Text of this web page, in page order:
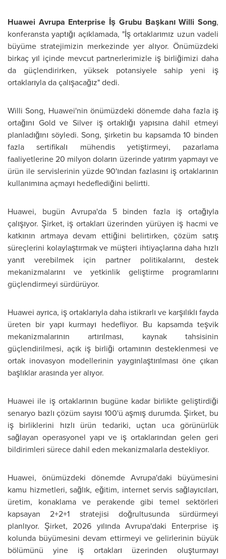
Huawei Avrupa Enterprise İş Grubu Başkanı Willi Song,
konferansta yaptığı açıklamada, "İş ortaklarımız uzun vadeli
büyüme stratejimizin merkezinde yer alıyor. Önümüzdeki
birkaç yıl içinde mevcut partnerlerimizle iş birliğimizi daha
da güçlendirirken, yüksek potansiyele sahip yeni iş
ortaklarıyla da çalışacağız" dedi.
Willi Song, Huawei'nin önümüzdeki dönemde daha fazla iş
ortağını Gold ve Silver iş ortaklığı yapısına dahil etmeyi
planladığını söyledi. Song, şirketin bu kapsamda 10 binden
fazla sertifikalı mühendis yetiştirmeyi, pazarlama
faaliyetlerine 20 milyon doların üzerinde yatırım yapmayı ve
ürün ile servislerinin yüzde 90'ından fazlasını iş ortaklarının
kullanımına açmayı hedeflediğini belirtti.
Huawei, bugün Avrupa'da 5 binden fazla iş ortağıyla
çalışıyor. Şirket, iş ortakları üzerinden yürüyen iş hacmi ve
katkının artmaya devam ettiğini belirtirken, çözüm satış
süreçlerini kolaylaştırmak ve müşteri ihtiyaçlarına daha hızlı
yanıt verebilmek için partner politikalarını, destek
mekanizmalarını ve yetkinlik geliştirme programlarını
güçlendirmeyi sürdürüyor.
Huawei ayrıca, iş ortaklarıyla daha istikrarlı ve karşılıklı fayda
üreten bir yapı kurmayı hedefliyor. Bu kapsamda teşvik
mekanizmalarının artırılması, kaynak tahsisinin
güçlendirilmesi, açık iş birliği ortamının desteklenmesi ve
ortak inovasyon modellerinin yaygınlaştırılması öne çıkan
başlıklar arasında yer alıyor.
Huawei ile iş ortaklarının bugüne kadar birlikte geliştirdiği
senaryo bazlı çözüm sayısı 100'ü aşmış durumda. Şirket, bu
iş birliklerini hızlı ürün tedariki, uçtan uca görünürlük
sağlayan operasyonel yapı ve iş ortaklarından gelen geri
bildirimleri sürece dahil eden mekanizmalarla destekliyor.
Huawei, önümüzdeki dönemde Avrupa'daki büyümesini
kamu hizmetleri, sağlık, eğitim, internet servis sağlayıcıları,
üretim, konaklama ve perakende gibi temel sektörleri
kapsayan 2+2+1 stratejisi doğrultusunda sürdürmeyi
planlıyor. Şirket, 2026 yılında Avrupa'daki Enterprise iş
kolunda büyümesini devam ettirmeyi ve gelirlerinin büyük
bölümünü yine iş ortakları üzerinden oluşturmayı